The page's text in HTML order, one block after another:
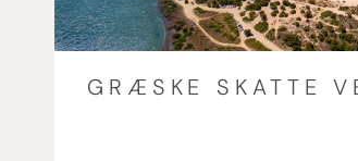
GRÆSKE SKATTE